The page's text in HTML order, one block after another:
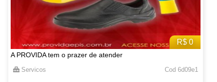
R$ 0
A PROVIDA tem o prazer de atender
Servicos Cod 6d09e1